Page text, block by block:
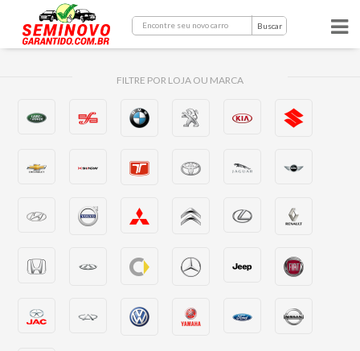
Buscar
FILTRE POR LOJA OU MARCA